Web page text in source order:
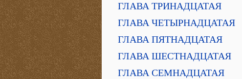
ГЛАВА ТРИНАДЦАТАЯ
ГЛАВА ЧЕТЫРНАДЦАТАЯ
ГЛАВА ПЯТНАДЦАТАЯ
ГЛАВА ШЕСТНАДЦАТАЯ
ГЛАВА СЕМНАДЦАТАЯ